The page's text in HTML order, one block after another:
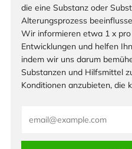
die eine Substanz oder
Alterungsprozess
Wir informieren etwa 1 x
Entwicklungen und helfen
indem wir uns darum
Substanzen und Hilfsmittel
Konditionen anzubieten, die